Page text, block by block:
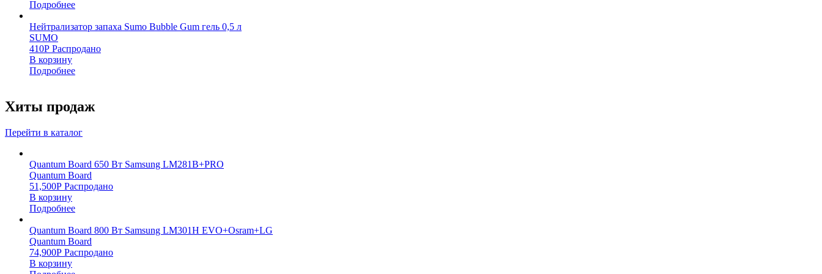
Подробнее
Нейтрализатор запаха Sumo Bubble Gum гель 0,5 л
SUMO
410Р Распродано
В корзину
Подробнее
Хиты продаж
Перейти в каталог
Quantum Board 650 Вт Samsung LM281B+PRO
Quantum Board
51,500Р Распродано
В корзину
Подробнее
Quantum Board 800 Вт Samsung LM301H EVO+Osram+LG
Quantum Board
74,900Р Распродано
В корзину